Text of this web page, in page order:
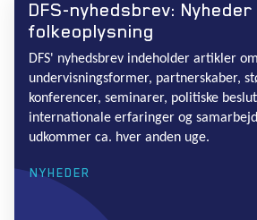
DFS-nyhedsbrev: Nyheder
folkeoplysning
DFS' nyhedsbrev indeholder artikler
undervisningsformer, partnerskaber,
konferencer, seminarer, politiske
internationale erfaringer og
udkommer ca. hver anden uge.
NYHEDER